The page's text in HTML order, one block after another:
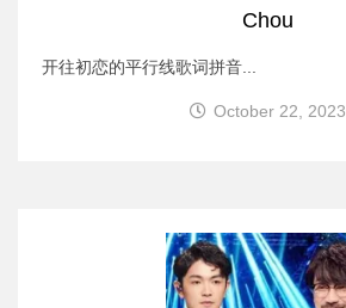
Chou
开往初恋的平行线歌词拼音...
October 22, 2023